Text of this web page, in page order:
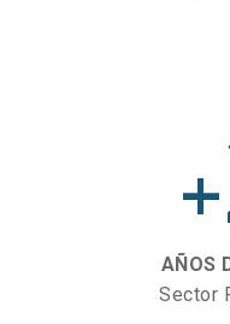
+
AÑOS
Sector